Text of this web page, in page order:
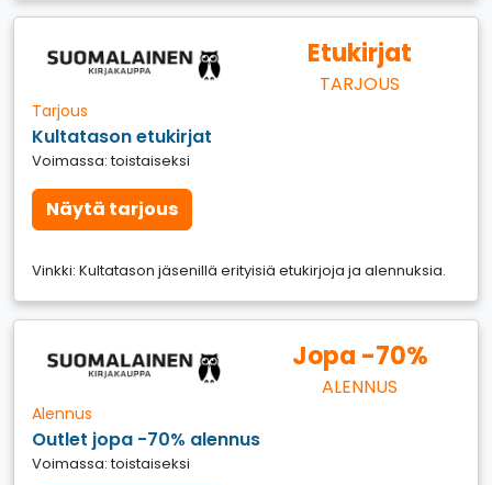
Etukirjat
TARJOUS
Tarjous
Kultatason etukirjat
Voimassa: toistaiseksi
Näytä tarjous
Vinkki: Kultatason jäsenillä erityisiä etukirjoja ja alennuksia.
Jopa -70%
ALENNUS
Alennus
Outlet jopa -70% alennus
Voimassa: toistaiseksi